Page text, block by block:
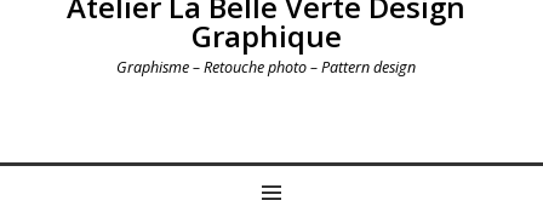
Graphique
Graphisme – Retouche photo – Pattern design
MENU